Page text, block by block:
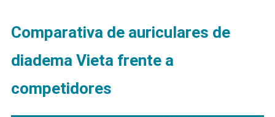
Comparativa de auriculares de
diadema Vieta frente a
competidores